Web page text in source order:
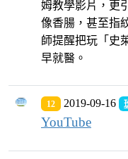
姆教學影片，更
像香腸，甚至指
師提醒把玩「史
早就醫。
12 2019-09-16
YouTube